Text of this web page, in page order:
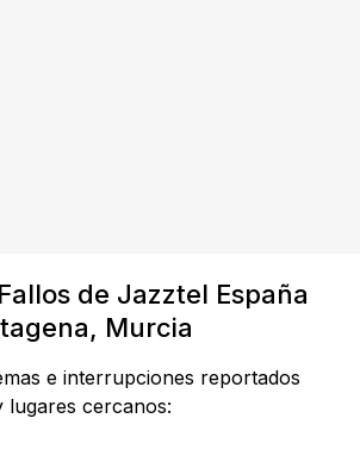
de Jazztel España
Murcia
e interrupciones reportados
lugares cercanos: